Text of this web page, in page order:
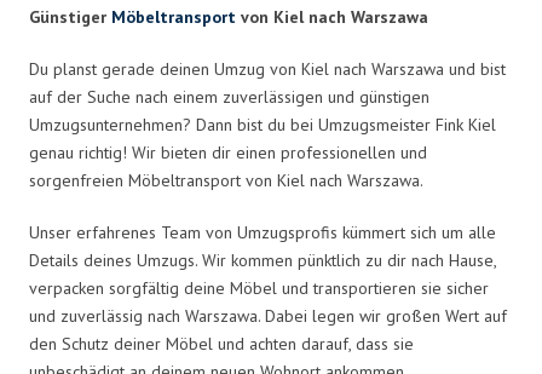
Günstiger Möbeltransport von Kiel nach Warszawa
Du planst gerade deinen Umzug von Kiel nach Warszawa und bist
auf der Suche nach einem zuverlässigen und günstigen
Umzugsunternehmen? Dann bist du bei Umzugsmeister Fink Kiel
genau richtig! Wir bieten dir einen professionellen und
sorgenfreien Möbeltransport von Kiel nach Warszawa.
Unser erfahrenes Team von Umzugsprofis kümmert sich um alle
Details deines Umzugs. Wir kommen pünktlich zu dir nach Hause,
verpacken sorgfältig deine Möbel und transportieren sie sicher
und zuverlässig nach Warszawa. Dabei legen wir großen Wert auf
den Schutz deiner Möbel und achten darauf, dass sie